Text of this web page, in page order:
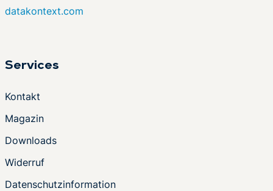
datakontext.com
Services
Kontakt
Magazin
Downloads
Widerruf
Datenschutzinformation